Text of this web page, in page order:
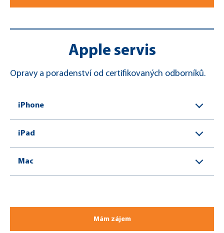
Apple servis
Opravy a poradenství od certifikovaných odborníků.
iPhone
iPad
Mac
Mám zájem